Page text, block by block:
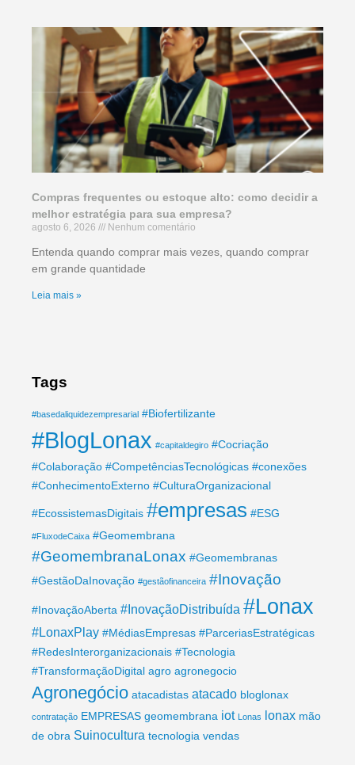
Compras frequentes ou estoque alto: como decidir a
melhor estratégia para sua empresa?
agosto 6, 2026 Nenhum comentário
Entenda quando comprar mais vezes, quando comprar
em grande quantidade
Leia mais »
Tags
#basedaliquidezempresarial #Biofertilizante
#BlogLonax #capitaldegiro #Cocriação
#Colaboração #CompetênciasTecnológicas #conexões
#ConhecimentoExterno #CulturaOrganizacional
#EcossistemasDigitais #empresas #ESG
#FluxodeCaixa #Geomembrana
#GeomembranaLonax #Geomembranas
#GestãoDaInovação #gestãofinanceira #Inovação
#InovaçãoAberta #InovaçãoDistribuída #Lonax
#LonaxPlay #MédiasEmpresas #ParceriasEstratégicas
#RedesInterorganizacionais #Tecnologia
#TransformaçãoDigital agro agronegocio
Agronegócio atacadistas atacado bloglonax
contratação EMPRESAS geomembrana iot Lonas lonax mão
de obra Suinocultura tecnologia vendas